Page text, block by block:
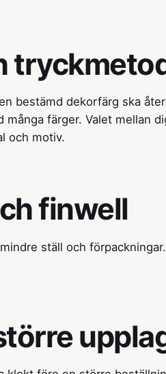
bestämd dekorfärg ska
färger. Valet mellan
och motiv.
finwell
ställ och